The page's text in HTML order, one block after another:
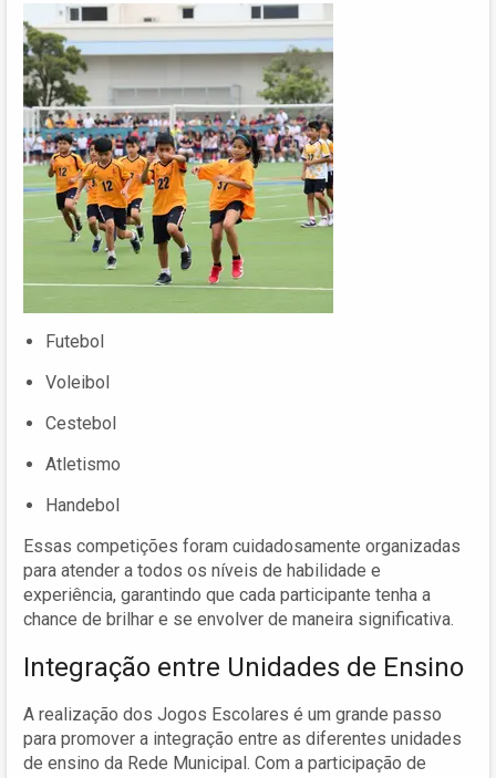
Futebol
Voleibol
Cestebol
Atletismo
Handebol
Essas competições foram cuidadosamente organizadas
para atender a todos os níveis de habilidade e
experiência, garantindo que cada participante tenha a
chance de brilhar e se envolver de maneira significativa.
Integração entre Unidades de Ensino
A realização dos Jogos Escolares é um grande passo
para promover a integração entre as diferentes unidades
de ensino da Rede Municipal. Com a participação de